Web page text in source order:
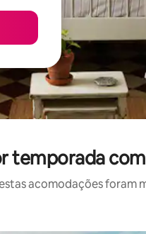
temporada
acomodações foram